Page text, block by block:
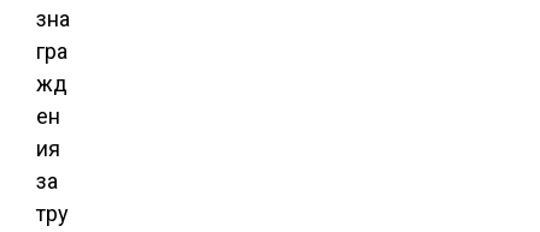
зна
гра
жд
ен
ия
за
тру